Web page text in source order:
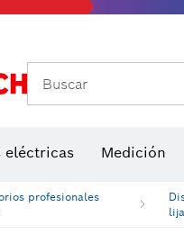
Buscar
eléctricas Medición
profesionales
lija